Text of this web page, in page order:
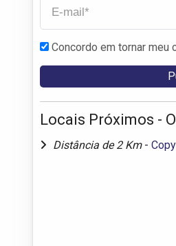
Concordo em tornar meu
Locais Próximos -
Distância de 2 Km -